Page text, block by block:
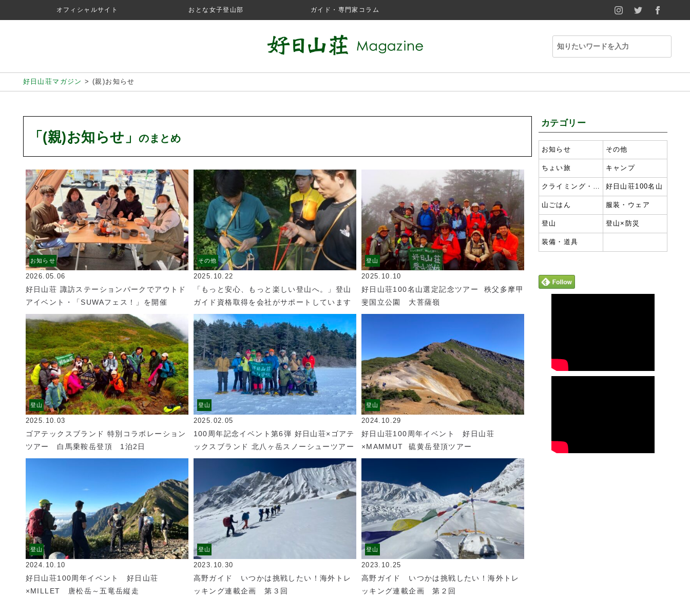
オフィシャルサイト おとな女子登山部 ガイド・専門家コラム TWITTER
INSTAGRAM
好日山荘マガジン > (親)お知らせ
「(親)お知らせ」 のまとめ
お知らせ
2026.05.06
好日山荘 諏訪ステーションパークでアウトド
アイベント・「SUWAフェス！」を開催
その他
2025.10.22
「もっと安心、もっと楽しい登山へ。」登山
ガイド資格取得を会社がサポートしています
登山
2025.10.10
好日山荘100名山選定記念ツアー 秩父多摩甲
斐国立公園 大菩薩嶺
登山
2025.10.03
ゴアテックスブランド 特別コラボレーション
ツアー 白馬乗鞍岳登頂 1泊2日
登山
2025.02.05
100周年記念イベント第6弾 好日山荘×ゴアテ
ックスブランド 北八ヶ岳スノーシューツアー
登山
2024.10.29
好日山荘100周年イベント 好日山荘
×MAMMUT 硫黄岳登頂ツアー
登山
2024.10.10
好日山荘100周年イベント 好日山荘
×MILLET 唐松岳～五竜岳縦走
登山
2023.10.30
高野ガイド いつかは挑戦したい！海外トレ
ッキング連載企画 第３回
登山
2023.10.25
高野ガイド いつかは挑戦したい！海外トレ
ッキング連載企画 第２回
カテゴリー
お知らせ その他
ちょい旅 キャンプ
クライミング・ボルダリング 好日山荘100名山
山ごはん 服装・ウェア
登山 登山×防災
装備・道具